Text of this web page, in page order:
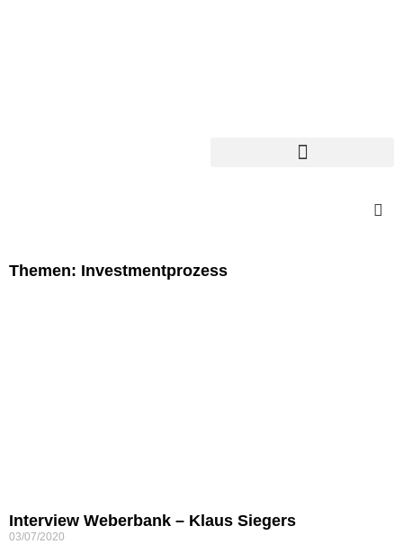
Themen: Investmentprozess
Interview Weberbank – Klaus Siegers
03/07/2020